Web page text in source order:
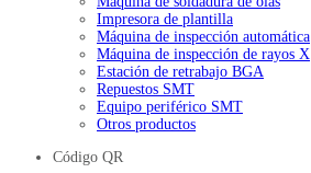
Impresora de plantilla
Máquina de inspección automática
Máquina de inspección de rayos X
Estación de retrabajo BGA
Repuestos SMT
Equipo periférico SMT
Otros productos
Código QR